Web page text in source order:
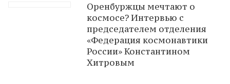
Оренбуржцы мечтают о
космосе? Интервью с
председателем отделения
«Федерация космонавтики
России» Константином
Хитровым